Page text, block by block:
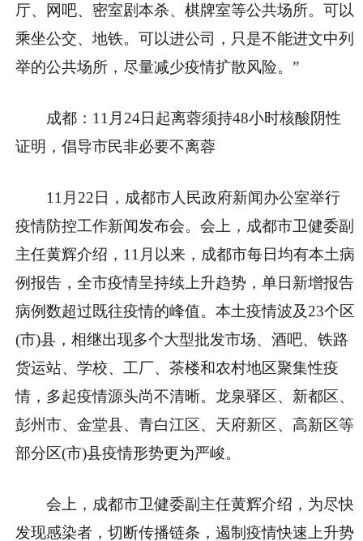
厅、网吧、密室剧本杀、棋牌室等公共场所。可以
乘坐公交、地铁。可以进公司，只是不能进文中列
举的公共场所，尽量减少疫情扩散风险。”
成都：11月24日起离蓉须持48小时核酸阴性
证明，倡导市民非必要不离蓉
11月22日，成都市人民政府新闻办公室举行
疫情防控工作新闻发布会。会上，成都市卫健委副
主任黄辉介绍，11月以来，成都市每日均有本土病
例报告，全市疫情呈持续上升趋势，单日新增报告
病例数超过既往疫情的峰值。本土疫情波及23个区
(市)县，相继出现多个大型批发市场、酒吧、铁路
货运站、学校、工厂、茶楼和农村地区聚集性疫
情，多起疫情源头尚不清晰。龙泉驿区、新都区、
彭州市、金堂县、青白江区、天府新区、高新区等
部分区(市)县疫情形势更为严峻。
会上，成都市卫健委副主任黄辉介绍，为尽快
发现感染者，切断传播链条，遏制疫情快速上升势